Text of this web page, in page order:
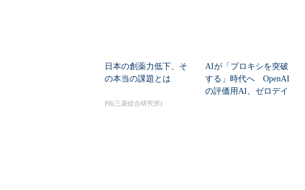
日本の創薬力低下、そ
の本当の課題とは
PR(三菱総合研究所)
AIが「プロキシを突破
する」時代へ OpenAI
の評価用AI、ゼロデイ